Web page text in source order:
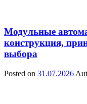
Модульные
конструкция,
выбора
Posted on 31.07.2026